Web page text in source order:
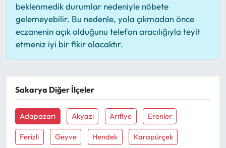
beklenmedik durumlar nedeniyle nöbete
gelemeyebilir. Bu nedenle, yola çıkmadan önce
eczanenin açık olduğunu telefon aracılığıyla teyit
etmeniz iyi bir fikir olacaktır.
Sakarya Diğer İlçeler
Adapazari Akyazi Arifiye Erenler
Ferizli Geyve Hendek Karapürçek
Karikatür Galeri
BIK
Spor Yazıları
Mektup Galeri
Ekonomi